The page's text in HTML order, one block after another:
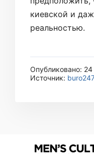
киевской и
реальностью.
Опубликовано:
Источник: